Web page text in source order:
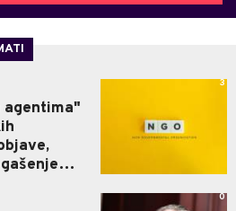
agentima"
gašenje…
3
0